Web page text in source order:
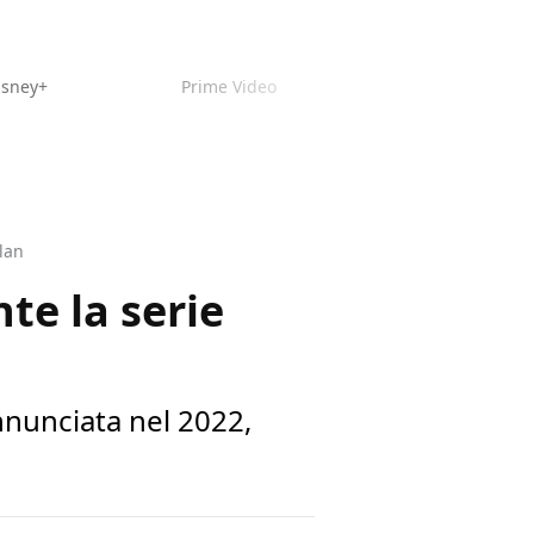
Prime Video
la serie
nel 2022,